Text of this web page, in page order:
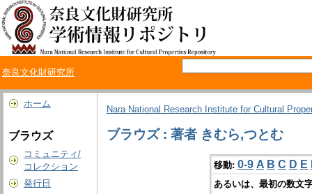
奈良文化財研究所
ホーム
ブラウズ
コミュニティ/
コレクション
発行日
Nara National Research Institute for Cultural
ブラウズ : 著者 きむら,つとむ
移動: 0-9 A B C D E
あるいは、最初の数文